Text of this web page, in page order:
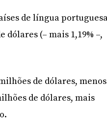
de língua
(– mais 1,19% –,
de dólares, menos
de dólares, mais